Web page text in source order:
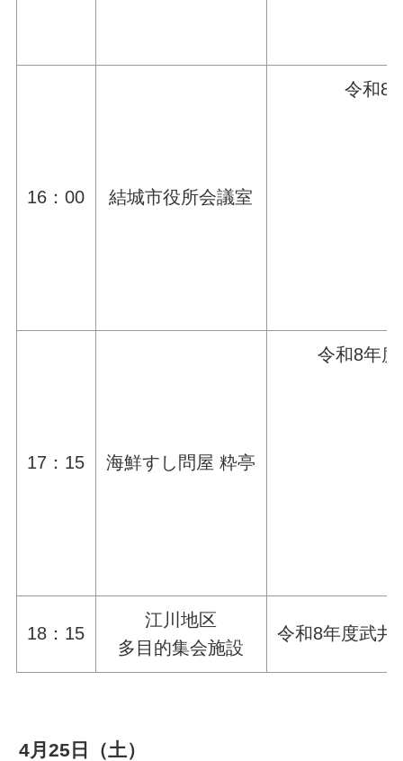
16：00 結城市役所会議室
令和8
17：15 海鮮すし問屋 粋亭
令和8年
18：15
江川地区
多目的集会施設
令和8年度武
4月25日（土）